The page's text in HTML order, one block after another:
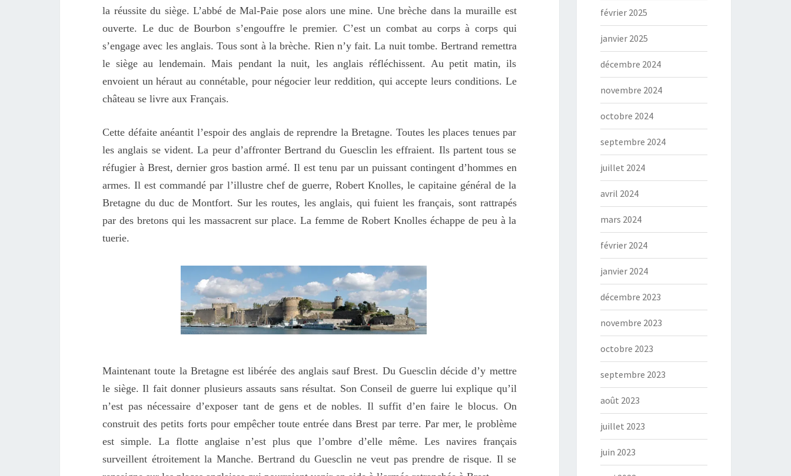
la réussite du siège. L’abbé de Mal-Paie pose alors une mine. Une brèche dans la muraille est
ouverte. Le duc de Bourbon s’engouffre le premier. C’est un combat au corps à corps qui
s’engage avec les anglais. Tous sont à la brèche. Rien n’y fait. La nuit tombe. Bertrand remettra
le siège au lendemain. Mais pendant la nuit, les anglais réfléchissent. Au petit matin, ils
envoient un héraut au connétable, pour négocier leur reddition, qui accepte leurs conditions. Le
château se livre aux Français.
Cette défaite anéantit l’espoir des anglais de reprendre la Bretagne. Toutes les places tenues par
les anglais se vident. La peur d’affronter Bertrand du Guesclin les effraient. Ils partent tous se
réfugier à Brest, dernier gros bastion armé. Il est tenu par un puissant contingent d’hommes en
armes. Il est commandé par l’illustre chef de guerre, Robert Knolles, le capitaine général de la
Bretagne du duc de Montfort. Sur les routes, les anglais, qui fuient les français, sont rattrapés
par des bretons qui les massacrent sur place. La femme de Robert Knolles échappe de peu à la
tuerie.
Maintenant toute la Bretagne est libérée des anglais sauf Brest. Du Guesclin décide d’y mettre
le siège. Il fait donner plusieurs assauts sans résultat. Son Conseil de guerre lui explique qu’il
n’est pas nécessaire d’exposer tant de gens et de nobles. Il suffit d’en faire le blocus. On
construit des petits forts pour empêcher toute entrée dans Brest par terre. Par mer, le problème
est simple. La flotte anglaise n’est plus que l’ombre d’elle même. Les navires français
surveillent étroitement la Manche. Bertrand du Guesclin ne veut pas prendre de risque. Il se
février 2025
janvier 2025
décembre 2024
novembre 2024
octobre 2024
septembre 2024
juillet 2024
avril 2024
mars 2024
février 2024
janvier 2024
décembre 2023
novembre 2023
octobre 2023
septembre 2023
août 2023
juillet 2023
juin 2023